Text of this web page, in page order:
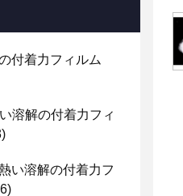
付着力フィルム
溶解の付着力フィ
い溶解の付着力フ